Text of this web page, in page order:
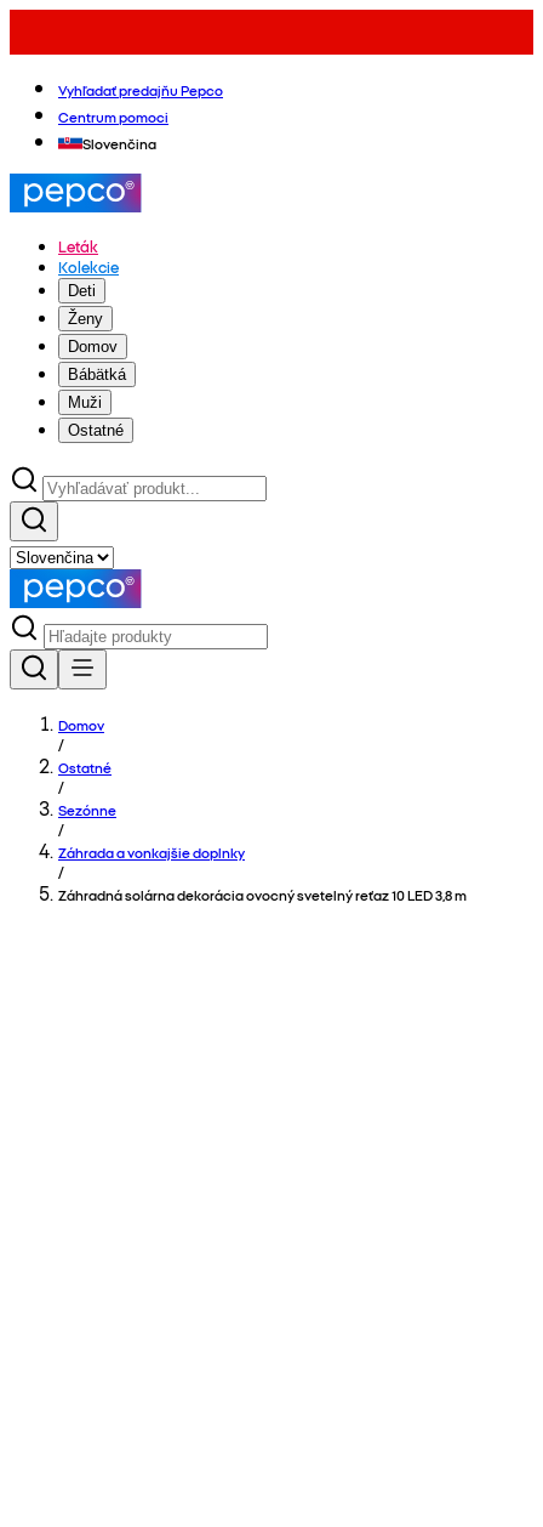
Vyhľadať predajňu Pepco
Centrum pomoci
Slovenčina
Leták
Kolekcie
Deti
Ženy
Domov
Bábätká
Muži
Ostatné
Domov
/
Ostatné
/
Sezónne
/
Záhrada a vonkajšie doplnky
/
Záhradná solárna dekorácia ovocný svetelný reťaz 10 LED 3,8 m